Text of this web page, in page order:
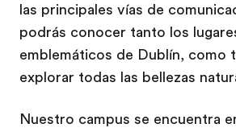
las principales vías de
podrás conocer tanto los
emblemáticos de Dublín, como
explorar todas las bellezas
Nuestro campus se encuentra